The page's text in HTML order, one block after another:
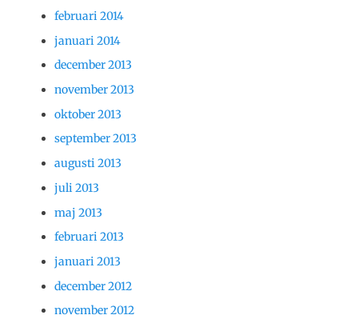
februari 2014
januari 2014
december 2013
november 2013
oktober 2013
september 2013
augusti 2013
juli 2013
maj 2013
februari 2013
januari 2013
december 2012
november 2012